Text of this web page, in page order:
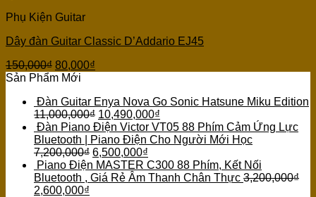
Phụ Kiện Guitar
Dây đàn Guitar Classic D’Addario EJ45
150,000₫ 80,000₫
Sản Phẩm Mới
Đàn Guitar Enya Nova Go Sonic Hatsune Miku Edition
11,000,000₫ 10,490,000₫
Đàn Piano Điện Victor VT05 88 Phím Cảm Ứng Lực
Bluetooth | Piano Điện Cho Người Mới Học
7,200,000₫ 6,500,000₫
Piano Điện MASTER C300 88 Phím, Kết Nối
Bluetooth , Giá Rẻ Âm Thanh Chân Thực 3,200,000₫
2,600,000₫